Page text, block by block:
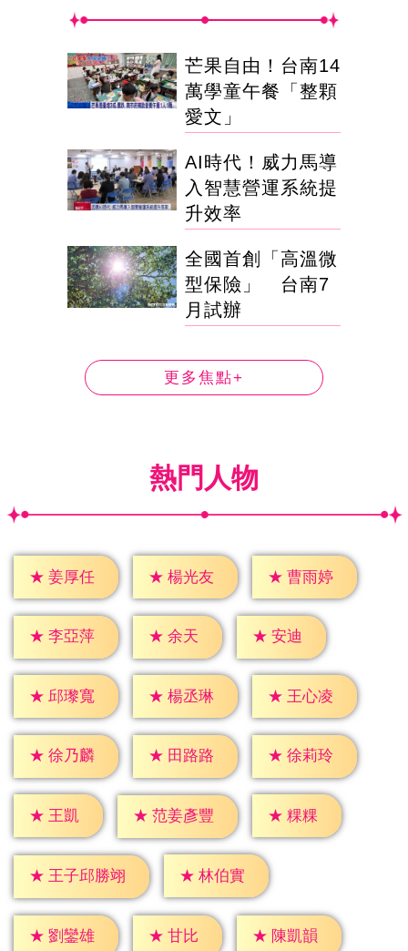
芒果自由！台南14
萬學童午餐「整顆
愛文」
AI時代！威力馬導
入智慧營運系統提
升效率
全國首創「高溫微
型保險」 台南7
月試辦
更多焦點+
熱門人物
★ 姜厚任 ★ 楊光友 ★ 曹雨婷
★ 李亞萍 ★ 余天 ★ 安迪
★ 邱瓈寬 ★ 楊丞琳 ★ 王心凌
★ 徐乃麟 ★ 田路路 ★ 徐莉玲
★ 王凱 ★ 范姜彥豐 ★ 粿粿
★ 王子邱勝翊 ★ 林伯實
★ 劉鑾雄 ★ 甘比 ★ 陳凱韻